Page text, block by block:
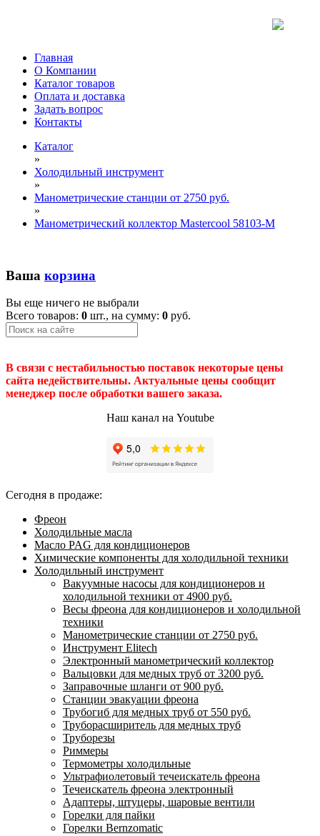
Главная
О Компании
Каталог товаров
Оплата и доставка
Задать вопрос
Контакты
Каталог
»
Холодильный инструмент
»
Манометрические станции от 2750 руб.
»
Манометрический коллектор Mastercool 58103-M
Ваша корзина
Вы еще ничего не выбрали
Всего товаров: 0 шт., на сумму: 0 руб.
В связи с нестабильностью поставок некоторые цены
сайта недействительны. Актуальные цены сообщит
менеджер после обработки вашего заказа.
Наш канал на Youtube
Сегодня в продаже:
Фреон
Холодильные масла
Масло PAG для кондиционеров
Химические компоненты для холодильной техники
Холодильный инструмент
Вакуумные насосы для кондиционеров и
холодильной техники от 4900 руб.
Весы фреона для кондиционеров и холодильной
техники
Манометрические станции от 2750 руб.
Инструмент Elitech
Электронный манометрический коллектор
Вальцовки для медных труб от 3200 руб.
Заправочные шланги от 900 руб.
Станции эвакуации фреона
Трубогиб для медных труб от 550 руб.
Труборасширитель для медных труб
Труборезы
Риммеры
Термометры холодильные
Ультрафиолетовый течеискатель фреона
Течеискатель фреона электронный
Адаптеры, штуцеры, шаровые вентили
Горелки для пайки
Горелки Bernzomatic